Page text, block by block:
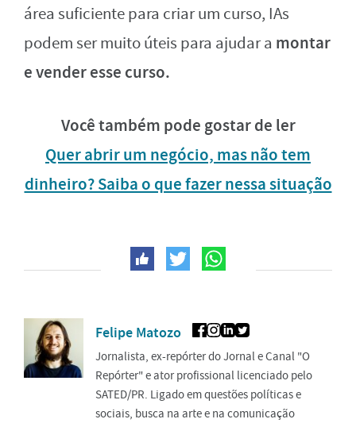
área suficiente para criar um curso, IAs
podem ser muito úteis para ajudar a montar
e vender esse curso.
Você também pode gostar de ler
Quer abrir um negócio, mas não tem
dinheiro? Saiba o que fazer nessa situação
Felipe Matozo
Jornalista, ex-repórter do Jornal e Canal "O
Repórter" e ator profissional licenciado pelo
SATED/PR. Ligado em questões políticas e
sociais, busca na arte e na comunicação